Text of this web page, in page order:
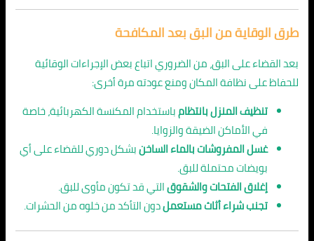
طرق الوقاية من البق بعد المكافحة
بعد القضاء على البق، من الضروري اتباع بعض الإجراءات الوقائية
للحفاظ على نظافة المكان ومنع عودته مرة أخرى:
تنظيف المنزل بانتظامباستخدام المكنسة الكهربائية، خاصة
في الأماكن الضيقة والزوايا.
غسل المفروشات بالماء الساخنبشكل دوري للقضاء على أي
بويضات محتملة للبق.
إغلاق الفتحات والشقوقالتي قد تكون مأوى للبق.
تجنب شراء أثاث مستعملدون التأكد من خلوه من الحشرات.